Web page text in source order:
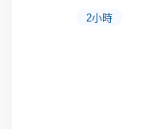
2小時